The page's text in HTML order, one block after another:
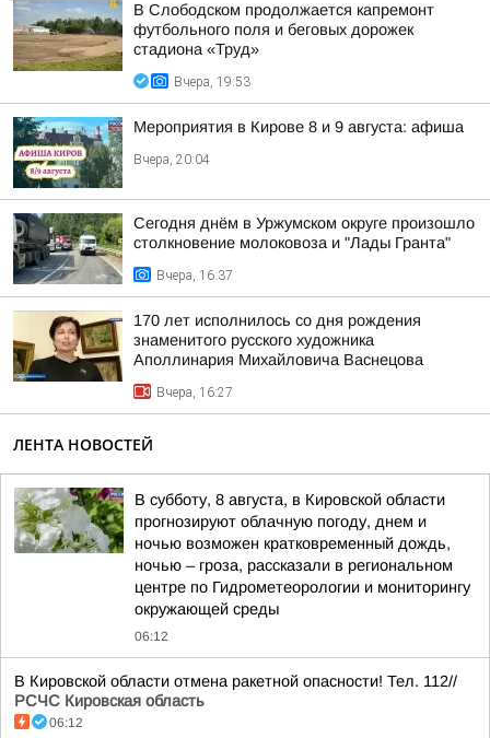
В Слободском продолжается капремонт
футбольного поля и беговых дорожек
стадиона «Труд»
Вчера, 19:53
Мероприятия в Кирове 8 и 9 августа: афиша
Вчера, 20:04
Сегодня днём в Уржумском округе произошло
столкновение молоковоза и "Лады Гранта"
Вчера, 16:37
170 лет исполнилось со дня рождения
знаменитого русского художника
Аполлинария Михайловича Васнецова
Вчера, 16:27
ЛЕНТА НОВОСТЕЙ
В субботу, 8 августа, в Кировской области
прогнозируют облачную погоду, днем и
ночью возможен кратковременный дождь,
ночью – гроза, рассказали в региональном
центре по Гидрометеорологии и мониторингу
окружающей среды
06:12
В Кировской области отмена ракетной опасности! Тел. 112//
РСЧС Кировская область
06:12